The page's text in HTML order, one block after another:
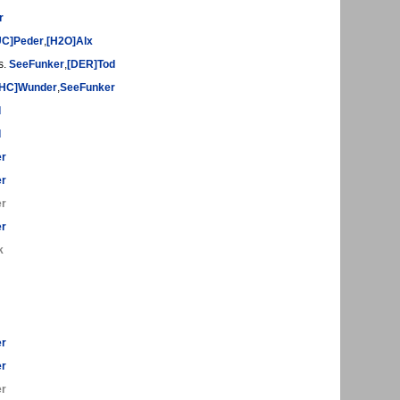
,[H2O]Alx
SeeFunker,[DER]Tod
,SeeFunker